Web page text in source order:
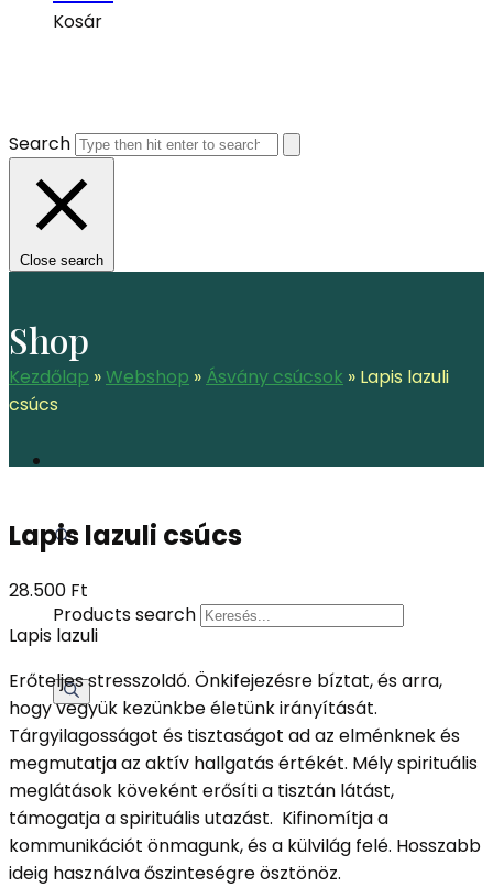
Kosár
Products search
Search
Close search
Shop
Kezdőlap »Webshop » Ásvány csúcsok » Lapis lazuli
csúcs
Lapis lazuli csúcs
28.500 Ft
Lapis lazuli
Erőteljes stresszoldó. Önkifejezésre bíztat, és arra,
hogy vegyük kezünkbe életünk irányítását.
Tárgyilagosságot és tisztaságot ad az elménknek és
megmutatja az aktív hallgatás értékét. Mély spirituális
meglátások köveként erősíti a tisztán látást,
támogatja a spirituális utazást. Kifinomítja a
kommunikációt önmagunk, és a külvilág felé. Hosszabb
ideig használva őszinteségre ösztönöz.